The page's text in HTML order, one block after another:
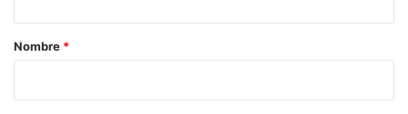
r
Nombre *